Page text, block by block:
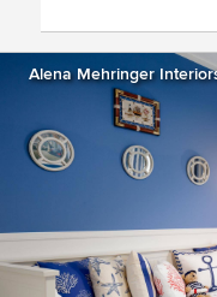
Alena Mehringer